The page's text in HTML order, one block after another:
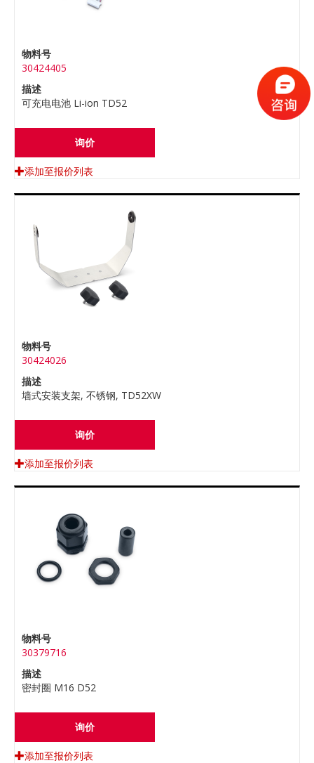
物料号
30424405
描述
可充电电池 Li-ion TD52
询价
添加至报价列表
物料号
30424026
描述
墙式安装支架, 不锈钢, TD52XW
询价
添加至报价列表
物料号
30379716
描述
密封圈 M16 D52
询价
添加至报价列表